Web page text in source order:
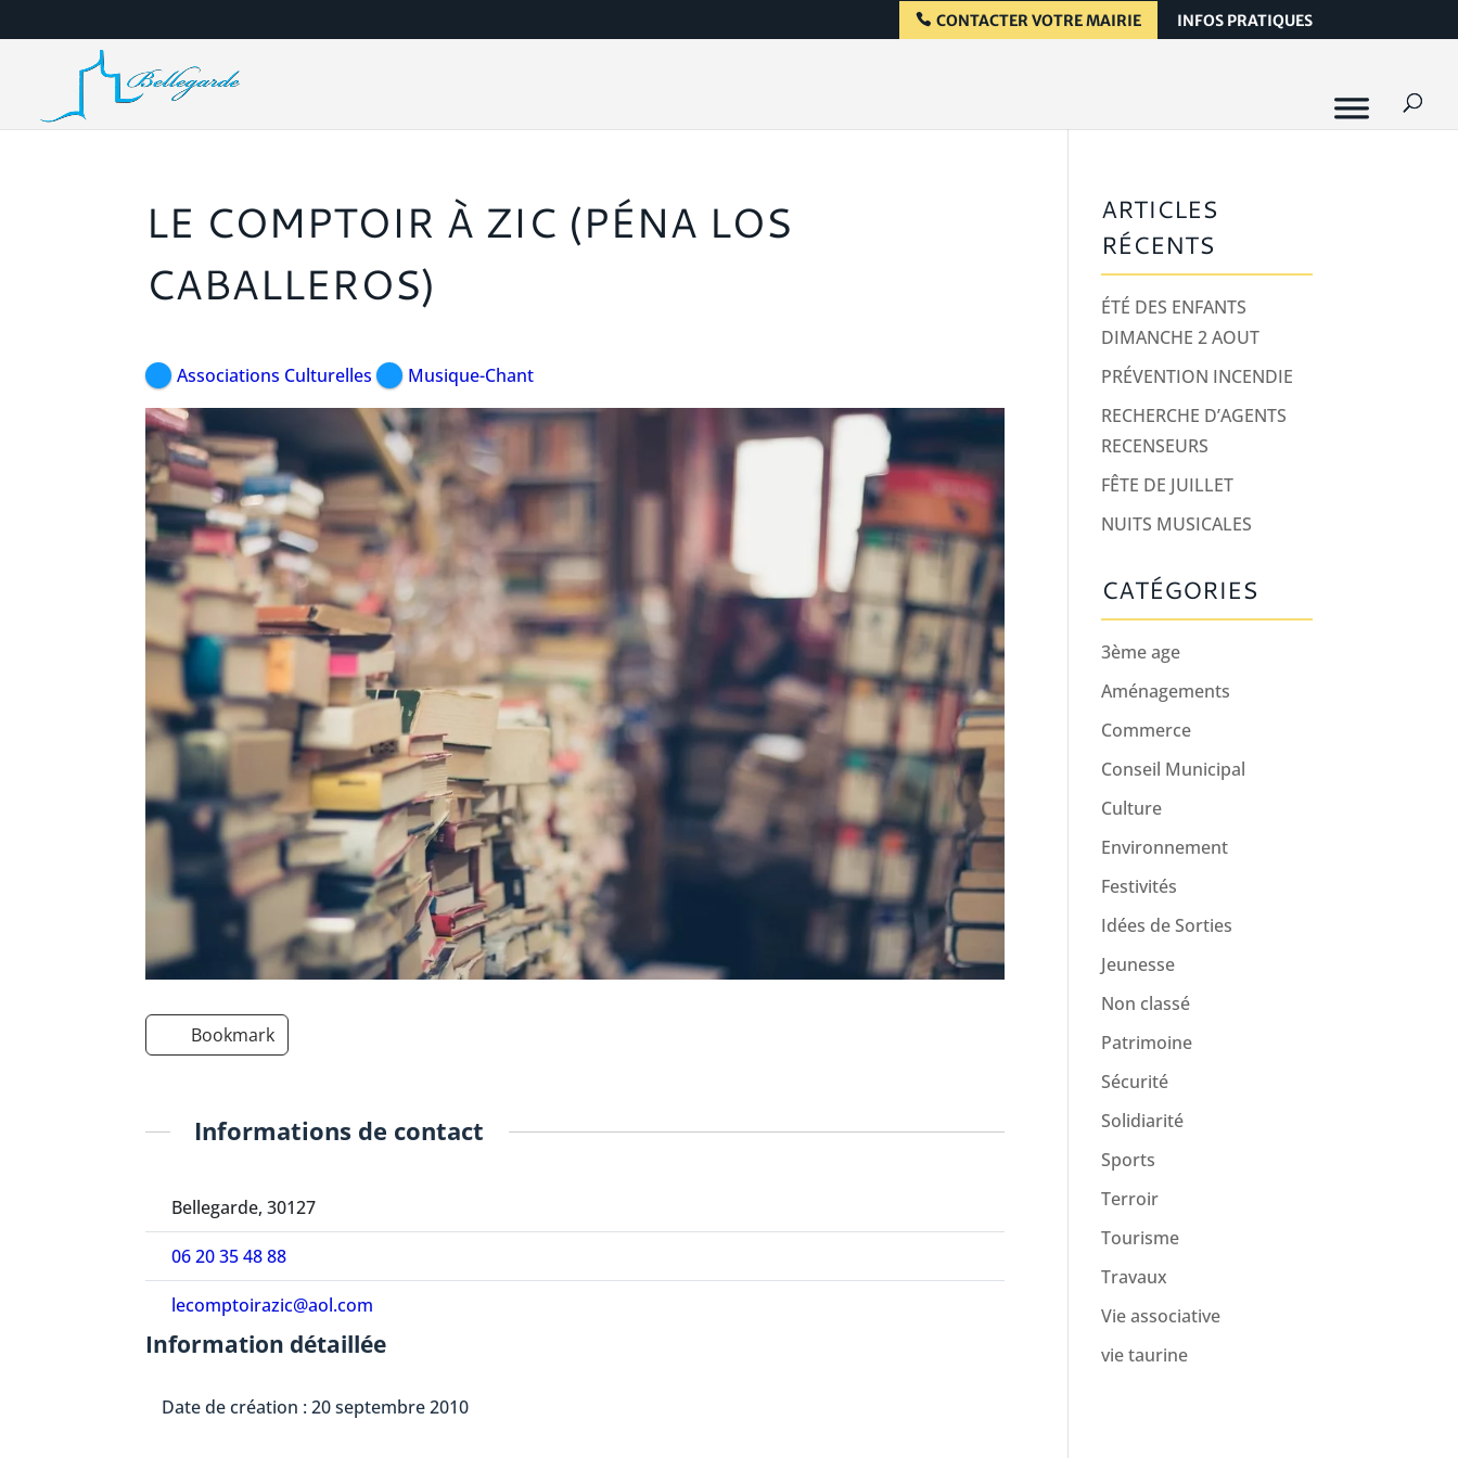
CONTACTER VOTRE MAIRIE INFOS PRATIQUES
LE COMPTOIR À ZIC (PÉNA LOS
CABALLEROS)
Associations Culturelles Musique-Chant
Bookmark
Informations de contact
Bellegarde, 30127
06 20 35 48 88
lecomptoirazic@aol.com
Information détaillée
Date de création : 20 septembre 2010
ARTICLES
RÉCENTS
ÉTÉ DES ENFANTS
DIMANCHE 2 AOUT
PRÉVENTION INCENDIE
RECHERCHE D’AGENTS
RECENSEURS
FÊTE DE JUILLET
NUITS MUSICALES
CATÉGORIES
3ème age
Aménagements
Commerce
Conseil Municipal
Culture
Environnement
Festivités
Idées de Sorties
Jeunesse
Non classé
Patrimoine
Sécurité
Solidiarité
Sports
Terroir
Tourisme
Travaux
Vie associative
vie taurine